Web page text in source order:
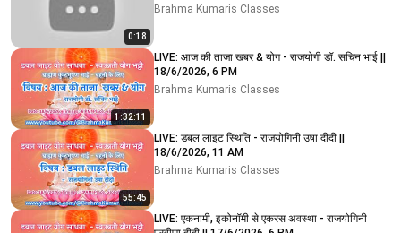
0:18
Brahma Kumaris Classes
1:32:11
LIVE: आज की ताजा खबर & योग - राजयोगी डॉ. सचिन भाई ||
18/6/2026, 6 PM
Brahma Kumaris Classes
55:45
LIVE: डबल लाइट स्थिति - राजयोगिनी उषा दीदी ||
18/6/2026, 11 AM
Brahma Kumaris Classes
LIVE: एकनामी, इकोनॉमी से एकरस अवस्था - राजयोगिनी